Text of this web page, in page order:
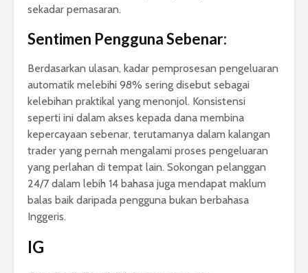
sekadar pemasaran.
Sentimen Pengguna Sebenar:
Berdasarkan ulasan, kadar pemprosesan pengeluaran
automatik melebihi 98% sering disebut sebagai
kelebihan praktikal yang menonjol. Konsistensi
seperti ini dalam akses kepada dana membina
kepercayaan sebenar, terutamanya dalam kalangan
trader yang pernah mengalami proses pengeluaran
yang perlahan di tempat lain. Sokongan pelanggan
24/7 dalam lebih 14 bahasa juga mendapat maklum
balas baik daripada pengguna bukan berbahasa
Inggeris.
IG